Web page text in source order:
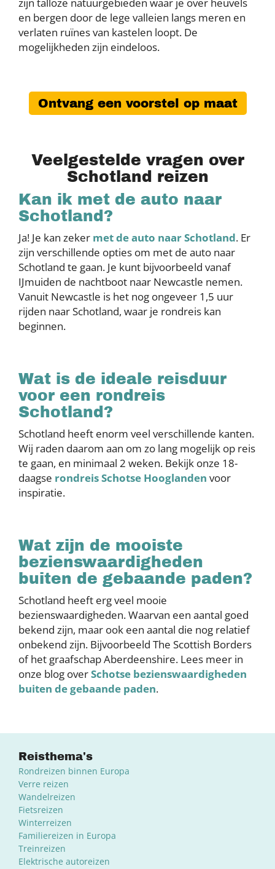
en bergen door de lege valleien langs meren en
verlaten ruïnes van kastelen loopt. De
mogelijkheden zijn eindeloos.
Ontvang een voorstel op maat
Veelgestelde vragen over
Schotland reizen
Kan ik met de auto naar
Schotland?
Ja! Je kan zeker met de auto naar Schotland. Er
zijn verschillende opties om met de auto naar
Schotland te gaan. Je kunt bijvoorbeeld vanaf
IJmuiden de nachtboot naar Newcastle nemen.
Vanuit Newcastle is het nog ongeveer 1,5 uur
rijden naar Schotland, waar je rondreis kan
beginnen.
Wat is de ideale reisduur
voor een rondreis
Schotland?
Schotland heeft enorm veel verschillende kanten.
Wij raden daarom aan om zo lang mogelijk op reis
te gaan, en minimaal 2 weken. Bekijk onze 18-
daagse rondreis Schotse Hooglanden voor
inspiratie.
Wat zijn de mooiste
bezienswaardigheden
buiten de gebaande paden?
Schotland heeft erg veel mooie
bezienswaardigheden. Waarvan een aantal goed
bekend zijn, maar ook een aantal die nog relatief
onbekend zijn. Bijvoorbeeld The Scottish Borders
of het graafschap Aberdeenshire. Lees meer in
onze blog overSchotse bezienswaardigheden
buiten de gebaande paden.
Reisthema's
Rondreizen binnen Europa
Verre reizen
Wandelreizen
Fietsreizen
Winterreizen
Familiereizen in Europa
Treinreizen
Elektrische autoreizen